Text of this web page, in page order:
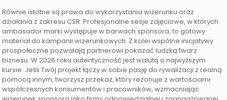
Równie istotne są prawa do wykorzystania wizerunku oraz
działania z zakresu CSR. Profesjonalne sesje zdjęciowe, w których
ambasador marki występuje w barwach sponsora, to gotowy
materiał do kampanii wizerunkowych. Z kolei wspólne inicjatywy
prospołeczne pozwalają partnerowi pokazać ludzką twarz
biznesu. W 2026 roku autentyczność jest walutą o najwyższym
kursie. Jeśli Twój projekt łączy w sobie pasję do rywalizacji z realną
pomocą innym, tworzysz przekaz, który rezonuje z wartościami
współczesnych konsumentów i pracowników, wzmacniając